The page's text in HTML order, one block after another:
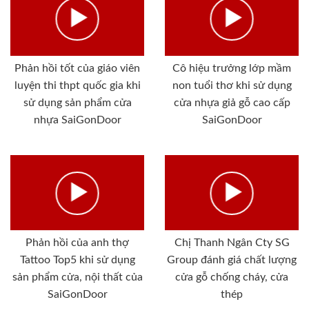
Phản hồi tốt của giáo viên
luyện thi thpt quốc gia khi
sử dụng sản phẩm cửa
nhựa SaiGonDoor
Cô hiệu trưởng lớp mầm
non tuổi thơ khi sử dụng
cửa nhựa giả gỗ cao cấp
SaiGonDoor
Phản hồi của anh thợ
Tattoo Top5 khi sử dụng
sản phẩm cửa, nội thất của
SaiGonDoor
Chị Thanh Ngân Cty SG
Group đánh giá chất lượng
cửa gỗ chống cháy, cửa
thép